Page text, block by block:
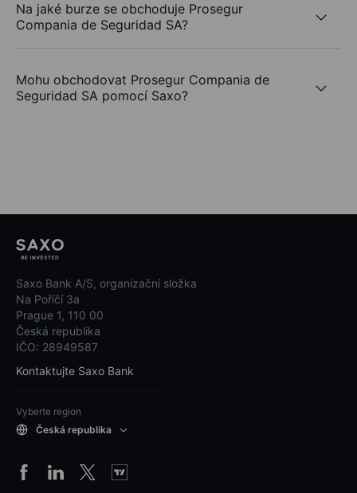
Na jaké burze se obchoduje Prosegur
Compania de Seguridad SA?
Mohu obchodovat Prosegur Compania de
Seguridad SA pomocí Saxo?
Saxo Bank A/S, organizační složka
Na Poříčí 3a
Prague 1, 110 00
Česká republika
IČO: 28949587
Kontaktujte Saxo Bank
Vyberte region
Česká republika